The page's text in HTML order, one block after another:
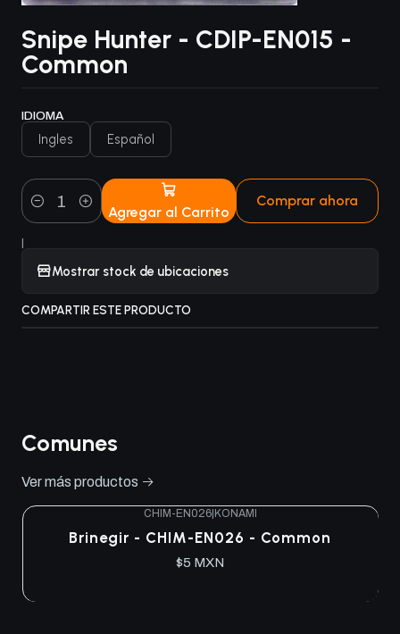
Snipe Hunter - CDIP-EN015 -
Common
IDIOMA
Ingles Español
Cantidad Agregar al Carrito
Comprar ahora
|
Mostrar stock de ubicaciones
COMPARTIR ESTE PRODUCTO
Comunes
Ver más productos
CHIM-EN026| KONAMI
Brinegir - CHIM-EN026 - Common
$5 MXN